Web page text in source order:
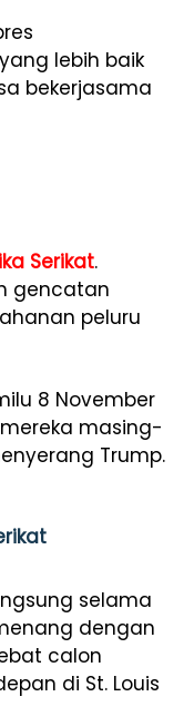
lebih baik
bekerjasama
Serikat.
gencatan
peluru
8 November
masing-
Trump.
selama
dengan
calon
di St. Louis